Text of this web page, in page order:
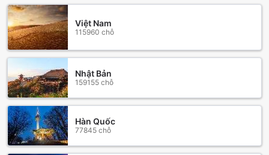
chiều và yêu cầu trả phòng trước 11:00 sáng. Đặc biệt, U
Boutique Kinneret rất thân thiện với gia đình, cho phép trẻ
em từ 0 đến 1 tuổi được lưu trú miễn phí, mang đến sự
thuận tiện cho các bậc phụ huynh khi du lịch cùng con nhỏ.
Hãy đến và trải nghiệm những giây phút tuyệt vời tại một
trong những địa điểm nghỉ dưỡng đáng mơ ước nhất bên
hồ Galilee.
Trải Nghiệm Giải Trí Đỉnh Cao Tại U Boutique Kinneret
Bên Biển Hồ Galilee
Tại U Boutique Kinneret, bạn sẽ được đắm chìm trong
không gian giải trí tuyệt vời, nơi mà mỗi khoảnh khắc đều
Việt Nam
115960 chỗ
Nhật Bản
159155 chỗ
Hàn Quốc
77845 chỗ